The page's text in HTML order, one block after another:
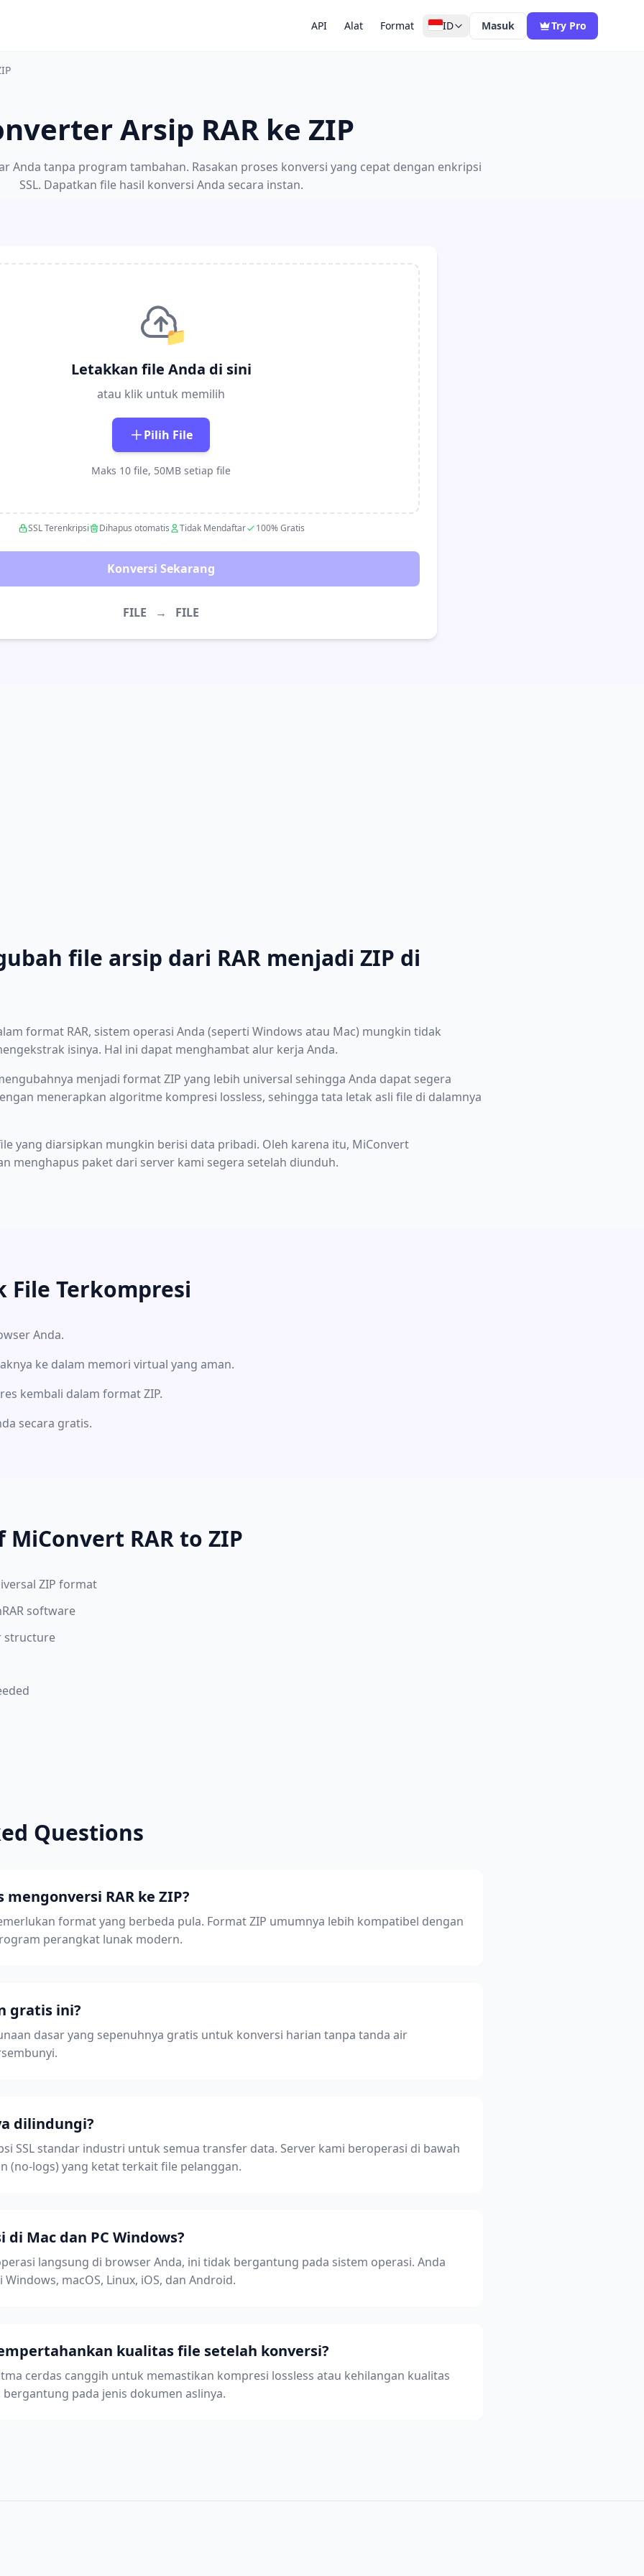
API Alat Format ID Masuk Try Pro
Arsip RAR ke ZIP
Anda tanpa program tambahan. Rasakan proses konversi yang cepat dengan enkripsi
SSL. Dapatkan file hasil konversi Anda secara instan.
📁
Letakkan file Anda di sini
atau klik untuk memilih
Pilih File
Maks 10 file, 50MB setiap file
SSL Terenkripsi Dihapus otomatis Tidak Mendaftar 100% Gratis
Konversi Sekarang
FILE → FILE
file arsip dari RAR menjadi ZIP di
format RAR, sistem operasi Anda (seperti Windows atau Mac) mungkin tidak
isinya. Hal ini dapat menghambat alur kerja Anda.
menjadi format ZIP yang lebih universal sehingga Anda dapat segera
menerapkan algoritme kompresi lossless, sehingga tata letak asli file di dalamnya
yang diarsipkan mungkin berisi data pribadi. Oleh karena itu, MiConvert
menghapus paket dari server kami segera setelah diunduh.
File Terkompresi
Anda.
ke dalam memori virtual yang aman.
kembali dalam format ZIP.
secara gratis.
MiConvert RAR to ZIP
ZIP format
software
structure
Questions
RAR ke ZIP?
format yang berbeda pula. Format ZIP umumnya lebih kompatibel dengan
perangkat lunak modern.
gratis ini?
dasar yang sepenuhnya gratis untuk konversi harian tanpa tanda air
dilindungi?
SSL standar industri untuk semua transfer data. Server kami beroperasi di bawah
(no-logs) yang ketat terkait file pelanggan.
Mac dan PC Windows?
langsung di browser Anda, ini tidak bergantung pada sistem operasi. Anda
macOS, Linux, iOS, dan Android.
kualitas file setelah konversi?
cerdas canggih untuk memastikan kompresi lossless atau kehilangan kualitas
pada jenis dokumen aslinya.